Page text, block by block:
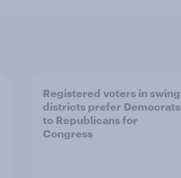
Registered voters in swing
districts prefer Democrats
to Republicans for
Congress